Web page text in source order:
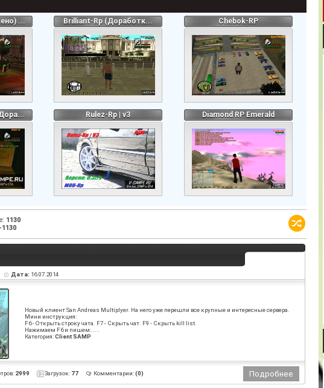
... Brilliant-Rp (Доработк... Chebok-RP
Rulez-Rp | v3 Diamond RP Emerald
: 1130
1130
Дата: 16.07.2014
Новый клиент San Andreas Multiplyer. На него уже перешли все крупные и интересные сервера.
Мини инструкция:
F6 - Открыть строку чата. F7 - Скрыть чат. F9 - Скрыть kill list.
Нажимаем F6 и пишем:.....
Категория:Client SAMP
2999 Загрузок: 77 Комментарии:(0)